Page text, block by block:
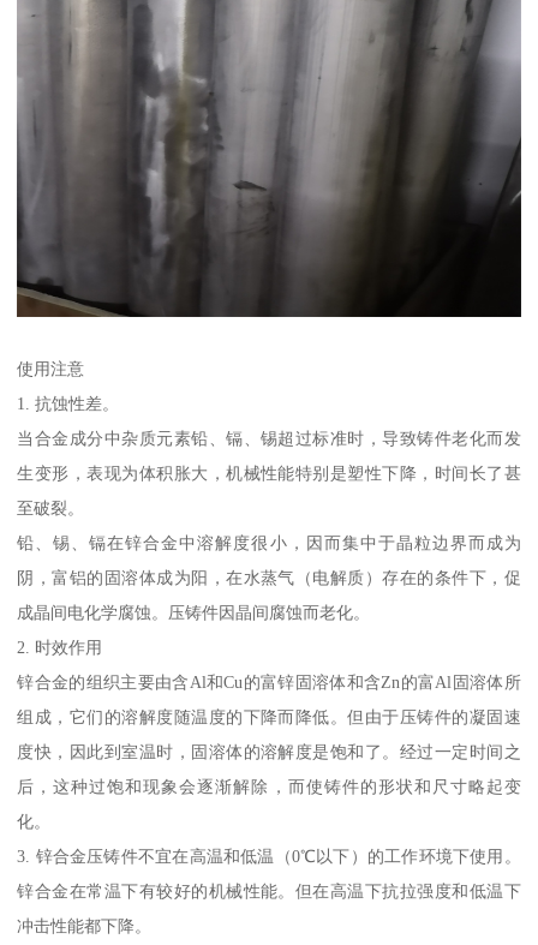
使用注意
1. 抗蚀性差。
当合金成分中杂质元素铅、镉、锡超过标准时，导致铸件老化而发
生变形，表现为体积胀大，机械性能特别是塑性下降，时间长了甚
至破裂。
铅、锡、镉在锌合金中溶解度很小，因而集中于晶粒边界而成为
阴，富铝的固溶体成为阳，在水蒸气（电解质）存在的条件下，促
成晶间电化学腐蚀。压铸件因晶间腐蚀而老化。
2. 时效作用
锌合金的组织主要由含Al和Cu的富锌固溶体和含Zn的富Al固溶体所
组成，它们的溶解度随温度的下降而降低。但由于压铸件的凝固速
度快，因此到室温时，固溶体的溶解度是饱和了。经过一定时间之
后，这种过饱和现象会逐渐解除，而使铸件的形状和尺寸略起变
化。
3. 锌合金压铸件不宜在高温和低温（0℃以下）的工作环境下使用。
锌合金在常温下有较好的机械性能。但在高温下抗拉强度和低温下
冲击性能都下降。